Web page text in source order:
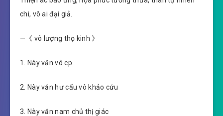
chi, vô ai đại giả.
—《 vô lượng thọ kinh 》
1. Này văn vô cp.
2. Này văn hư cấu vô khảo cứu
3. Này văn nam chủ thị giác